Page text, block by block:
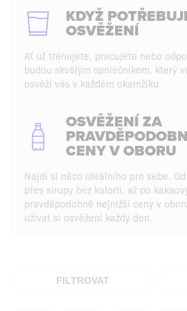
KDYŽ
OSVĚŽENÍ
Ať už trénujete, pracujete nebo
budou skvělým společníkem, který
osvěží vás v každém okamžiku.
OSVĚŽENÍ ZA
CENY V OBORU
Najdi si něco ideálního pro sebe.
přes sirupy bez kalorií, až po
pravděpodobně nejnižší ceny v
užívat si osvěžení každý den.
FILTROVAT